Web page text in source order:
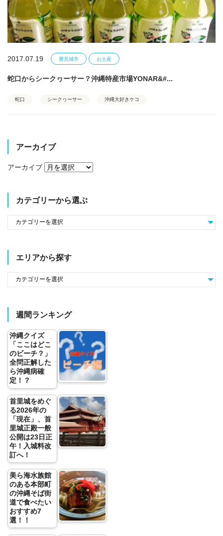
2017.07.19 豊見城市 お土産
蛇口からシークヮーサー？沖縄特産市場YONAR&#...
蛇口 シークヮーサー 沖縄大好きケコ
アーカイブ
アーカイブ
カテゴリーから選ぶ
エリアから探す
週間ランキング
沖縄クイズ
「ここはどこ
のビーチ？」
全問正解した
ら沖縄病確
定！？
首里城をめぐ
る2026年の
「現在」、首
里城正殿一般
公開は23日正
午！入城料改
訂へ！
美ら海水族館
のある本部町
の沖縄そば街
道で食べたい
おすすめ7
選！！